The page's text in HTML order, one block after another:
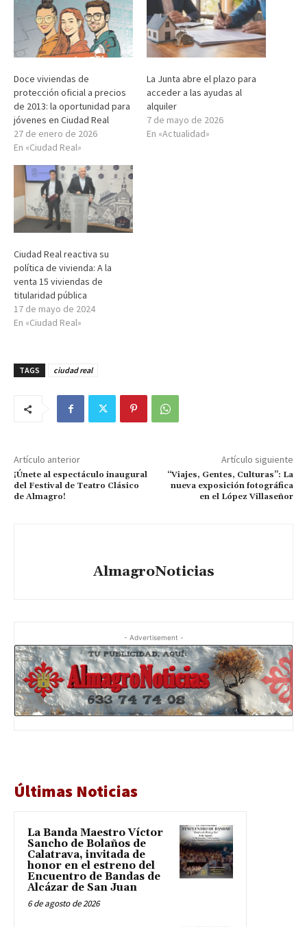
Doce viviendas de
protección oficial a precios
de 2013: la oportunidad para
jóvenes en Ciudad Real
27 de enero de 2026
En «Ciudad Real»
La Junta abre el plazo para
acceder a las ayudas al
alquiler
7 de mayo de 2026
En «Actualidad»
Ciudad Real reactiva su
política de vivienda: A la
venta 15 viviendas de
titularidad pública
17 de mayo de 2024
En «Ciudad Real»
TAGS ciudad real
Artículo anterior
¡Únete al espectáculo inaugural
del Festival de Teatro Clásico
de Almagro!
Artículo siguiente
“Viajes, Gentes, Culturas”: La
nueva exposición fotográfica
en el López Villaseñor
AlmagroNoticias
- Advertisement -
Últimas Noticias
La Banda Maestro Víctor
Sancho de Bolaños de
Calatrava, invitada de
honor en el estreno del
Encuentro de Bandas de
Alcázar de San Juan
6 de agosto de 2026